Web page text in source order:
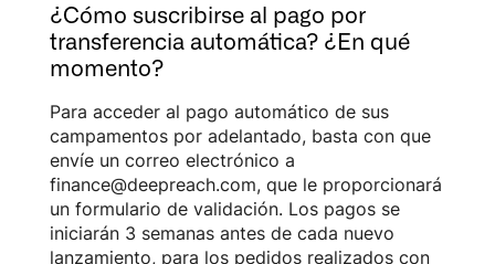
¿Cómo suscribirse al pago por
transferencia automática? ¿En qué
momento?
Para acceder al pago automático de sus
campamentos por adelantado, basta con que
envíe un correo electrónico a
finance@deepreach.com, que le proporcionará
un formulario de validación. Los pagos se
iniciarán 3 semanas antes de cada nuevo
lanzamiento, para los pedidos realizados con